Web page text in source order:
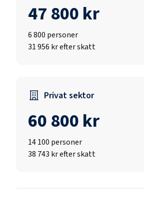
47 800 kr
6 800 personer
31 956 kr efter skatt
Privat sektor
60 800 kr
14 100 personer
38 743 kr efter skatt